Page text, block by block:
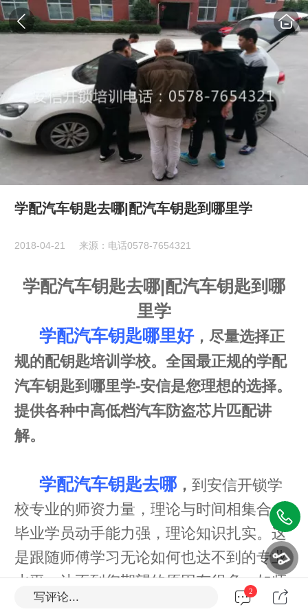
学配汽车钥匙去哪|配汽车钥匙到哪里学
2018-04-21 来源：电话0578-7654321
学配汽车钥匙去哪|配汽车钥匙到哪
里学
学配汽车钥匙哪里好，尽量选择正
规的配钥匙培训学校。全国最正规的学配
汽车钥匙到哪里学-安信是您理想的选择。
提供各种中高低档汽车防盗芯片匹配讲
解。
学配汽车钥匙去哪 ， 到安信开锁学
校专业的师资力量，理论与时间相集合，
毕业学员动手能力强，理论知识扎实。这
是跟随师傅学习无论如何也达不到的专业
水平。达不到您期望的原因有很多，如师
傅其他的事情较多，用来教您的时间相对
写评论... 2